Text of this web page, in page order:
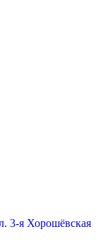
3-я Хорошёвская